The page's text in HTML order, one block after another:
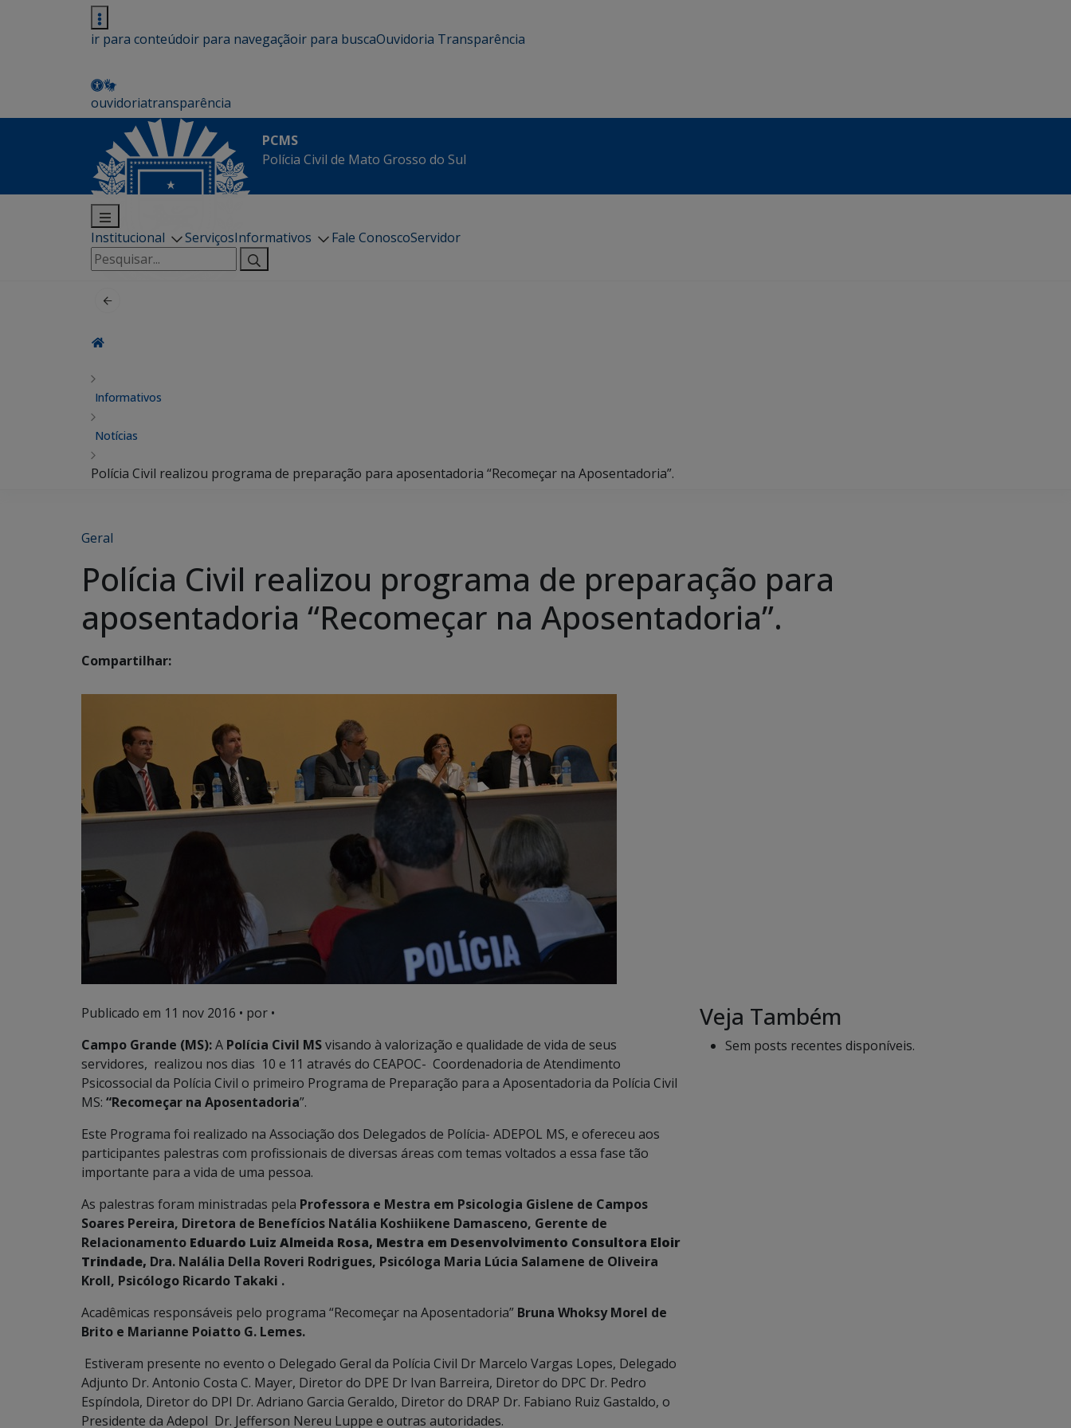
ir para conteúdoir para navegaçãoir para buscaOuvidoria Transparência
ouvidoriatransparência
PCMS
Polícia Civil de Mato Grosso do Sul
Institucional ServiçosInformativos Fale ConoscoServidor
Pesquisar
por:
Informativos
Notícias
Polícia Civil realizou programa de preparação para aposentadoria “Recomeçar na Aposentadoria”.
Geral
Polícia Civil realizou programa de preparação para
aposentadoria “Recomeçar na Aposentadoria”.
Compartilhar:
Publicado em 11 nov 2016 • por •
Campo Grande (MS):A Polícia Civil MSvisando à valorização e qualidade de vida de seus
servidores, realizou nos dias 10 e 11 através do CEAPOC- Coordenadoria de Atendimento
Psicossocial da Polícia Civil o primeiro Programa de Preparação para a Aposentadoria da Polícia Civil
MS: “Recomeçar na Aposentadoria”.
Este Programa foi realizado na Associação dos Delegados de Polícia- ADEPOL MS, e ofereceu aos
participantes palestras com profissionais de diversas áreas com temas voltados a essa fase tão
importante para a vida de uma pessoa.
As palestras foram ministradas pela Professora e Mestra em Psicologia Gislene de Campos
Soares Pereira, Diretora de Benefícios Natália Koshiikene Damasceno, Gerente de
Relacionamento Eduardo Luiz Almeida Rosa, Mestra em Desenvolvimento Consultora Eloir
Trindade, Dra. Nalália Della Roveri Rodrigues, Psicóloga Maria Lúcia Salamene de Oliveira
Kroll, Psicólogo Ricardo Takaki .
Acadêmicas responsáveis pelo programa “Recomeçar na Aposentadoria” Bruna Whoksy Morel de
Brito e Marianne Poiatto G. Lemes.
Estiveram presente no evento o Delegado Geral da Polícia Civil Dr Marcelo Vargas Lopes, Delegado
Adjunto Dr. Antonio Costa C. Mayer, Diretor do DPE Dr Ivan Barreira, Diretor do DPC Dr. Pedro
Espíndola, Diretor do DPI Dr. Adriano Garcia Geraldo, Diretor do DRAP Dr. Fabiano Ruiz Gastaldo, o
Presidente da Adepol Dr. Jefferson Nereu Luppe e outras autoridades.
Veja Também
Sem posts recentes disponíveis.